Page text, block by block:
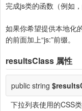
完成js类的函数（例如
如果你希望提供本地化
的前面加上“js:”前缀。
resultsClass 属性
public string
下拉列表使用的CSS